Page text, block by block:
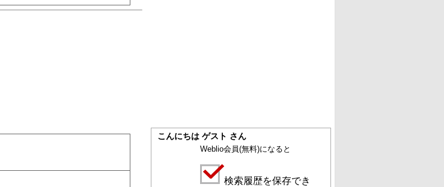
こんにちは ゲスト さん
Weblio会員(無料)になると
検索履歴を保存でき